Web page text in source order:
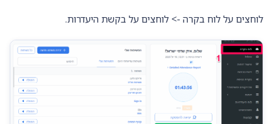
לוחצים על לוח בקרה -> לוחצים על בקשת היעדרות.